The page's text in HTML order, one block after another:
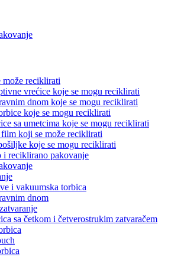
može reciklirati
vrećice koje se mogu reciklirati
dnom koje se mogu reciklirati
koje se mogu reciklirati
sa umetcima koje se mogu reciklirati
koji se može reciklirati
koje se mogu reciklirati
i reciklirano pakovanje
i vakuumska torbica
dnom
sa četkom i četverostrukim zatvaračem